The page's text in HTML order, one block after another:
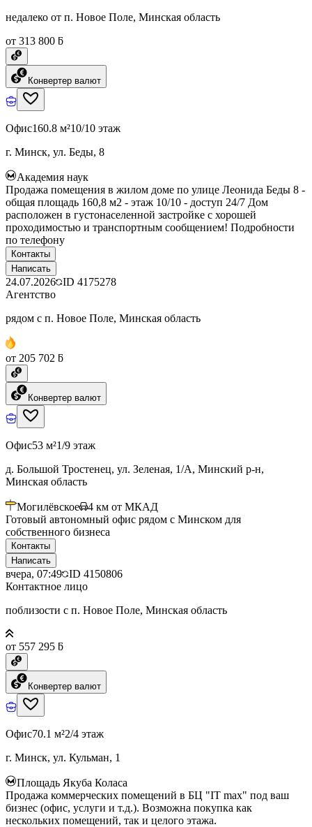
недалеко от п. Новое Поле, Минская область
от 313 800 ƃ
Конвертер валют
Офис160.8 м²10/10 этаж
г. Минск, ул. Беды, 8
Академия наук
Продажа помещения в жилом доме по улице Леонида Беды 8 -
общая площадь 160,8 м2 - этаж 10/10 - доступ 24/7 Дом
расположен в густонаселенной застройке с хорошей
проходимостью и транспортным сообщением! Подробности
по телефону
Контакты
Написать
24.07.2026 ID 4175278
Агентство
рядом с п. Новое Поле, Минская область
от 205 702 ƃ
Конвертер валют
Офис53 м²1/9 этаж
д. Большой Тростенец, ул. Зеленая, 1/А, Минский р-н,
Минская область
Могилёвское 4 км от МКАД
Готовый автономный офис рядом с Минском для
собственного бизнеса
Контакты
Написать
вчера, 07:49 ID 4150806
Контактное лицо
поблизости с п. Новое Поле, Минская область
от 557 295 ƃ
Конвертер валют
Офис70.1 м²2/4 этаж
г. Минск, ул. Кульман, 1
Площадь Якуба Коласа
Продажа коммерческих помещений в БЦ "IT max" под ваш
бизнес (офис, услуги и т.д.). Возможна покупка как
нескольких помещений, так и целого этажа.